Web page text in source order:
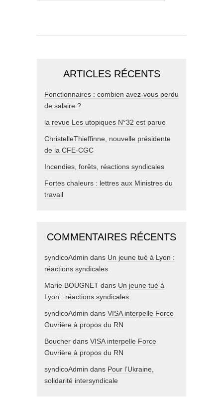
ARTICLES RÉCENTS
Fonctionnaires : combien avez-vous perdu
de salaire ?
la revue Les utopiques N°32 est parue
ChristelleThieffinne, nouvelle présidente
de la CFE-CGC
Incendies, forêts, réactions syndicales
Fortes chaleurs : lettres aux Ministres du
travail
COMMENTAIRES RÉCENTS
syndicoAdmin dans Un jeune tué à Lyon :
réactions syndicales
Marie BOUGNET dans Un jeune tué à
Lyon : réactions syndicales
syndicoAdmin dans VISA interpelle Force
Ouvrière à propos du RN
Boucher dans VISA interpelle Force
Ouvrière à propos du RN
syndicoAdmin dans Pour l’Ukraine,
solidarité intersyndicale